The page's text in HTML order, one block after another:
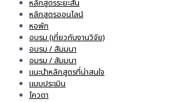
หลักสูตรระยะสั้น
หลักสูตรออนไลน์
หอพัก
อบรม (เกี่ยวกับงานวิจัย)
อบรม / สัมมนา
อมรม / สัมมนา
แนะนำหลักสูตรที่น่าสนใจ
แบบประเมิน
โควตา